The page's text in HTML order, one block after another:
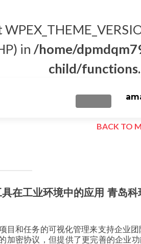
in /home/
child/
TOGGLE
BACK TO
在工业环境中的应用 青岛科
目和任务的可视化管理来支持企业
加密协议，但提供了更完善的企